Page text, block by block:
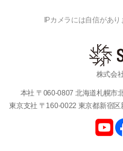
IPカメラには自信があ
株式会
本社 〒060-0807 北海道札幌市
東京支社 〒160-0022 東京都新宿